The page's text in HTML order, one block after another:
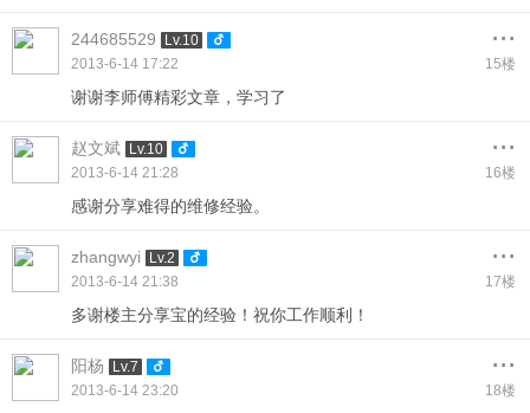
244685529 Lv.10 ...
2013-6-14 17:22 15楼
谢谢李师傅精彩文章，学习了
赵文斌 Lv.10 ...
2013-6-14 21:28 16楼
感谢分享难得的维修经验。
zhangwyi Lv.2 ...
2013-6-14 21:38 17楼
多谢楼主分享宝的经验！祝你工作顺利！
阳杨 Lv.7 ...
2013-6-14 23:20 18楼